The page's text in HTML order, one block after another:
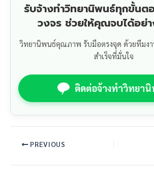
รับจ้างทำวิทยานิพนธ์ทุกขั้น
วงจร ช่วยให้คุณจบได้อย่า
วิทยานิพนธ์คุณภาพ รับมือตรงจุด ด้วยทีมง
สำเร็จที่มั่นใจ
ติดต่อจ้างทำวิทยา
PREVIOUS